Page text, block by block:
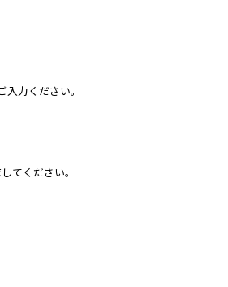
力ください。
てください。